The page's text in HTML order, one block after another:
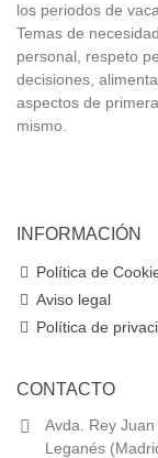
los periodos de
Temas de
personal, respeto
decisiones,
aspectos de
mismo.
INFORMACIÓN
Política de
Aviso legal
Política de
CONTACTO
Avda. Rey
Leganés